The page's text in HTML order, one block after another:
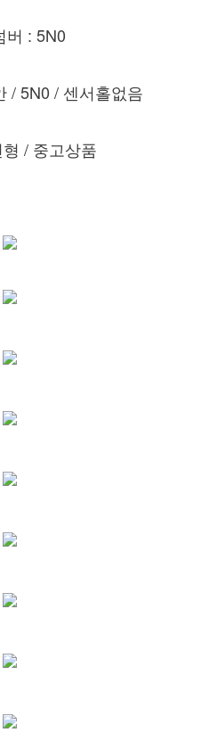
버 : 5N0
/ 5N0 / 센서홀없음
/ 중고상품